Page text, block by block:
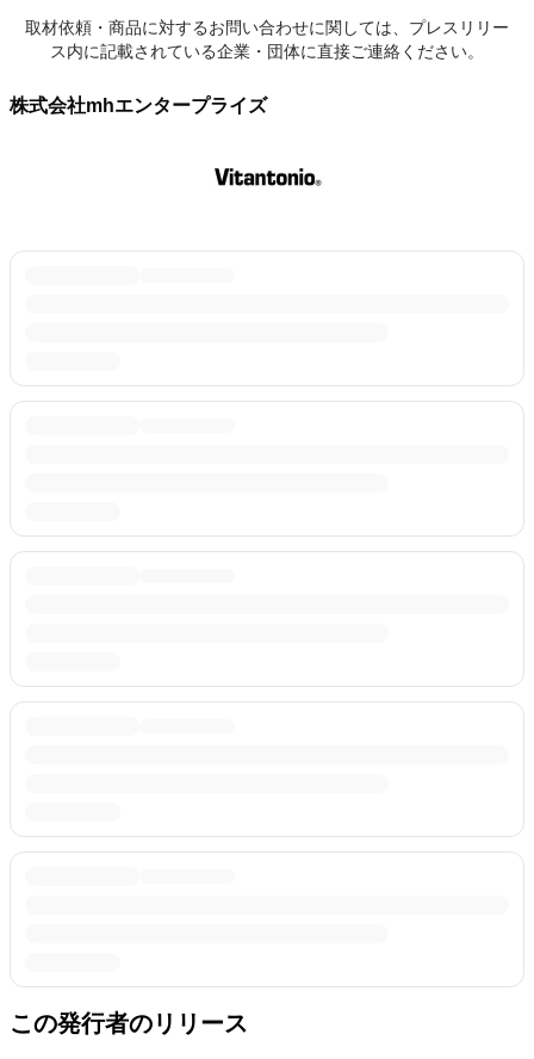
取材依頼・商品に対するお問い合わせに関しては、プレスリリー
ス内に記載されている企業・団体に直接ご連絡ください。
株式会社mhエンタープライズ
この発行者のリリース